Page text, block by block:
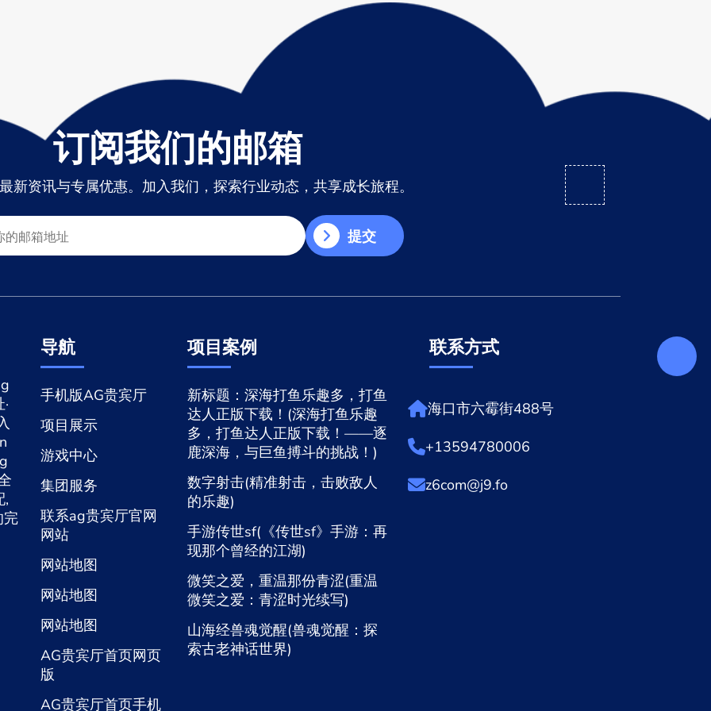
订阅我们的邮箱
新资讯与专属优惠。加入我们，探索行业动态，共享成长旅程。
提交
,
完
导航
手机版AG贵宾厅
项目展示
游戏中心
集团服务
联系ag贵宾厅官网
网站
网站地图
网站地图
网站地图
AG贵宾厅首页网页
版
AG贵宾厅首页手机
项目案例
新标题：深海打鱼乐趣多，打鱼
达人正版下载！(深海打鱼乐趣
多，打鱼达人正版下载！——逐
鹿深海，与巨鱼搏斗的挑战！)
数字射击(精准射击，击败敌人
的乐趣)
手游传世sf(《传世sf》手游：再
现那个曾经的江湖)
微笑之爱，重温那份青涩(重温
微笑之爱：青涩时光续写)
山海经兽魂觉醒(兽魂觉醒：探
索古老神话世界)
联系方式
海口市六霉街488号
+13594780006
z6com@j9.fo